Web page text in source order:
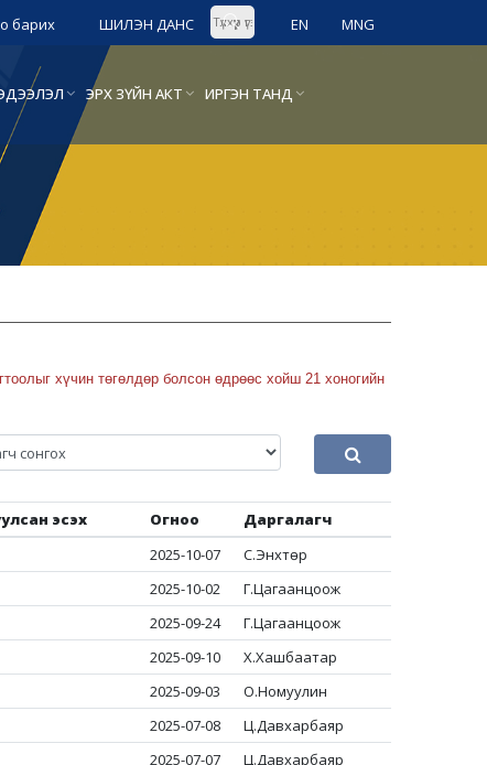
барих ШИЛЭН ДАНС EN MNG
ЭРХ ЗҮЙН АКТ ИРГЭН ТАНД
хүчин төгөлдөр болсон өдрөөс хойш 21 хоногийн
эсэх Огноо
Даргалагч
2025-10-07
С.Энхтөр
2025-10-02
Г.Цагаанцоож
2025-09-24
Г.Цагаанцоож
2025-09-10
Х.Хашбаатар
2025-09-03
О.Номуулин
2025-07-08
Ц.Давхарбаяр
2025-07-07
Ц.Давхарбаяр